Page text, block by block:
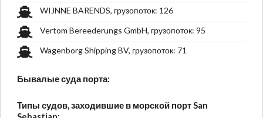
WIJNNE BARENDS, грузопоток: 126
Vertom Bereederungs GmbH, грузопоток: 95
Wagenborg Shipping BV, грузопоток: 71
Бывалые суда порта:
Типы судов, заходившие в морской порт San